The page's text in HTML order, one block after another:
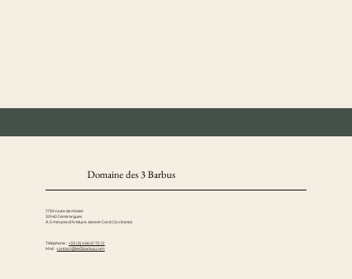
Domaine des 3 Barbus
1739 route de Mialet
30140 Générargues
À 5 minutes d’Anduze, dans le Gard (Occitanie)
Téléphone :+33 (0)4 66 61 72 12
Mail :contact@les3barbus.com